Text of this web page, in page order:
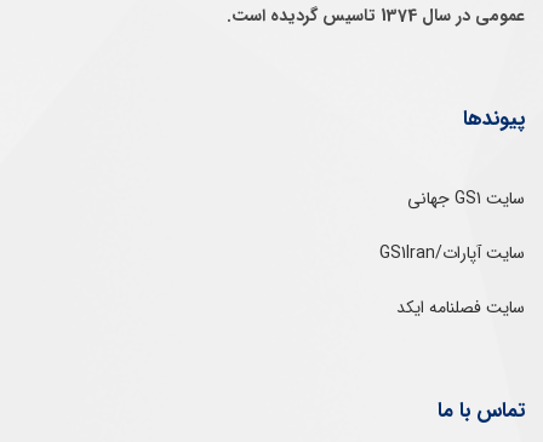
عمومی در سال 1374 تاسيس گرديده است.
پیوندها
سایت GS1 جهانی
سایت آپارات/GS1Iran
سایت فصلنامه ایکد
تماس با ما